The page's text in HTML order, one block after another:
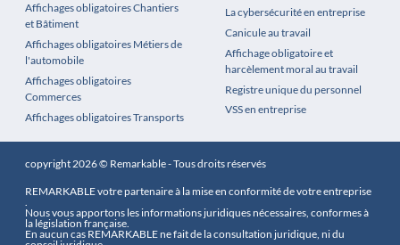
Affichages obligatoires Chantiers
et Bâtiment
Affichages obligatoires Métiers de
l'automobile
Affichages obligatoires
Commerces
Affichages obligatoires Transports
La cybersécurité en entreprise
Canicule au travail
Affichage obligatoire et
harcèlement moral au travail
Registre unique du personnel
VSS en entreprise
copyright 2026 © Remarkable - Tous droits réservés
REMARKABLE votre partenaire à la mise en conformité de votre entreprise
.
Nous vous apportons les informations juridiques nécessaires, conformes à
la législation française.
En aucun cas REMARKABLE ne fait de la consultation juridique, ni du